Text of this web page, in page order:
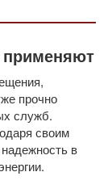
применяют
прочно
служб.
своим
в